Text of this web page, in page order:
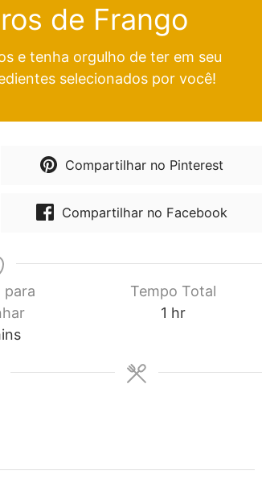
de Frango
e tenha orgulho de ter em seu
selecionados por você!
Compartilhar no Pinterest
Compartilhar no Facebook
para
Tempo Total
1 hr